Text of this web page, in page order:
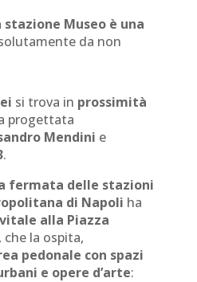
stazione Museo è una
da non
si trova in prossimità
progettata
Mendini e
.
fermata delle stazioni
di Napoli ha
alla Piazza
che la ospita,
pedonale con spazi
e opere d’arte: